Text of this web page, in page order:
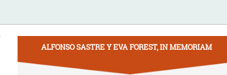
ALFONSO SASTRE Y EVA FOREST, IN MEMORIAM